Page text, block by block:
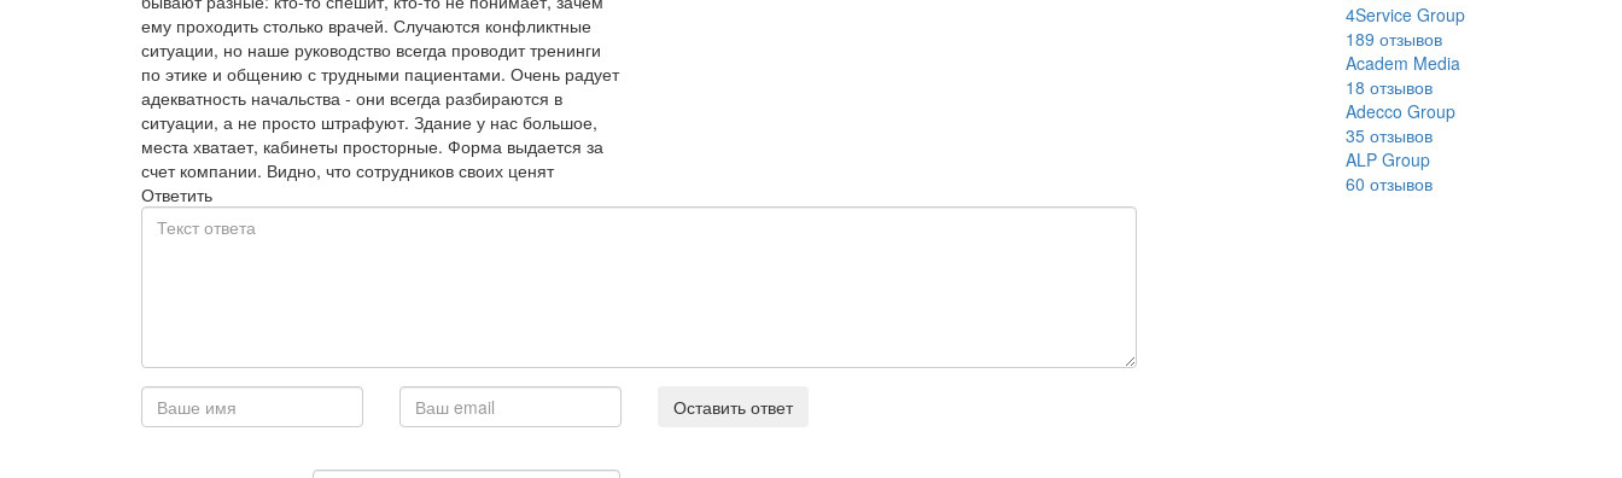
ему проходить столько врачей. Случаются конфликтные
ситуации, но наше руководство всегда проводит тренинги
по этике и общению с трудными пациентами. Очень радует
адекватность начальства - они всегда разбираются в
ситуации, а не просто штрафуют. Здание у нас большое,
места хватает, кабинеты просторные. Форма выдается за
счет компании. Видно, что сотрудников своих ценят
Ответить
Оставить ответ
4Service Group
189 отзывов
Academ Media
18 отзывов
Adecco Group
35отзывов
ALP Group
60 отзывов